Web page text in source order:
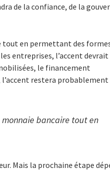
de la confiance, de la
tout en permettant des
entreprises, l’accent
le financement
restera probablement
bancaire tout en
Mais la prochaine étape